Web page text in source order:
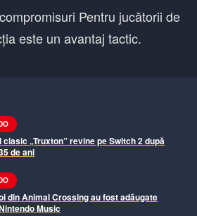
Pentru jucătorii de
este un avantaj tactic.
clasic „Truxton” revine pe Switch 2 după
de ani
din Animal Crossing au fost adăugate
Music